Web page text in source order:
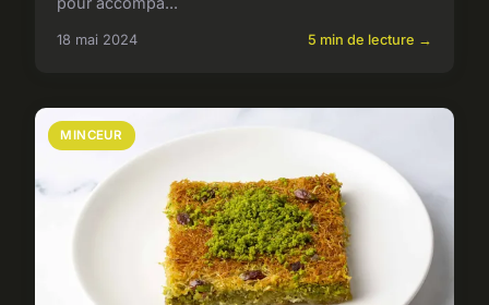
18 mai 2024 5 min de lecture →
MINCEUR